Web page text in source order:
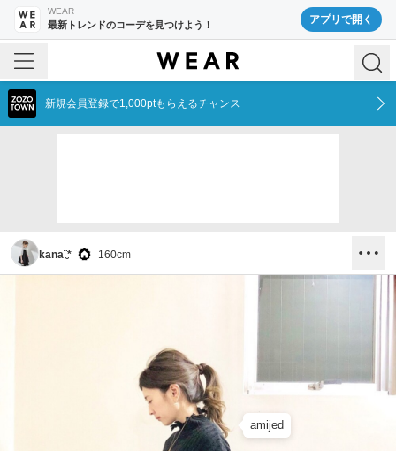
WEAR
最新トレンドのコーデを見つけよう！ アプリで開く
新規会員登録で1,000ptもらえるチャンス
kana¨̮* 160cm
amijed